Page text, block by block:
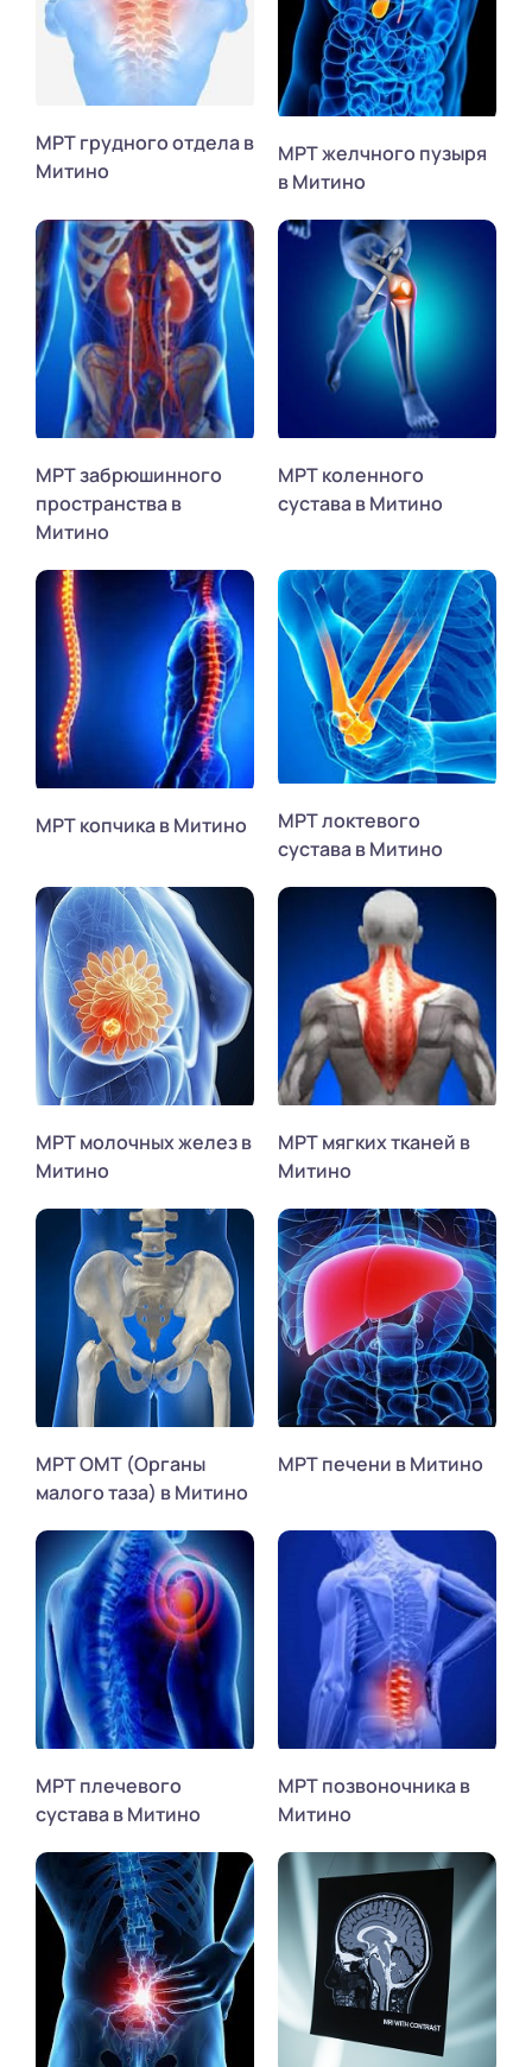
МРТ грудного отдела в
Митино
МРТ желчного пузыря
в Митино
МРТ забрюшинного
пространства в
Митино
МРТ коленного
сустава в Митино
МРТ копчика в Митино
МРТ локтевого
сустава в Митино
МРТ молочных желез в
Митино
МРТ мягких тканей в
Митино
МРТ ОМТ (Органы
малого таза) в Митино
МРТ печени в Митино
МРТ плечевого
сустава в Митино
МРТ позвоночника в
Митино